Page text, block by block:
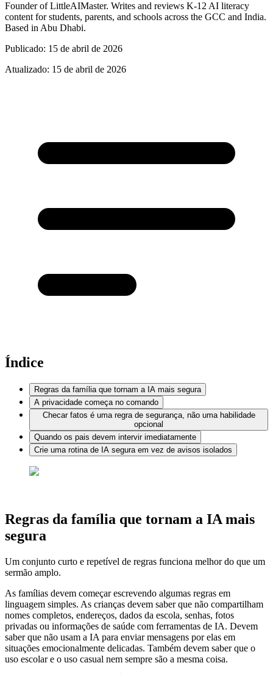
Founder of LittleAIMaster. Writes and reviews K-12 AI literacy
content for students, parents, and schools across the GCC and India.
Based in Abu Dhabi.
Publicado: 15 de abril de 2026
Atualizado: 15 de abril de 2026
Índice
Regras da família que tornam a IA mais segura
A privacidade começa no comando
Checar fatos é uma regra de segurança, não uma habilidade
opcional
Quando os pais devem intervir imediatamente
Crie uma rotina de IA segura em vez de avisos isolados
Regras da família que tornam a IA mais
segura
Um conjunto curto e repetível de regras funciona melhor do que um
sermão amplo.
As famílias devem começar escrevendo algumas regras em
linguagem simples. As crianças devem saber que não compartilham
nomes completos, endereços, dados da escola, senhas, fotos
privadas ou informações de saúde com ferramentas de IA. Devem
saber que não usam a IA para enviar mensagens por elas em
situações emocionalmente delicadas. Também devem saber que o
uso escolar e o uso casual nem sempre são a mesma coisa.